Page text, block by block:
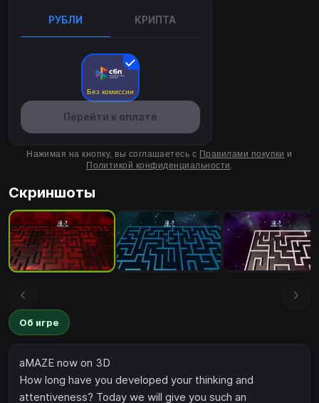
РУБЛИ КРИПТА
Без комиссии
Перейти к оплате
Нажимая на кнопку, вы соглашаетесь с Правилами покупки и
Политикой конфиденциальности.
Скриншоты
Об игре
aMAZE now on 3D
How long have you developed your thinking and
attentiveness? Today we will give you such an